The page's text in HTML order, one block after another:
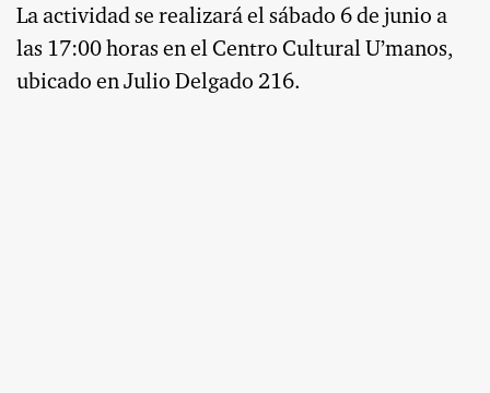
La actividad se realizará el sábado 6 de junio a
las 17:00 horas en el Centro Cultural U’manos,
ubicado en Julio Delgado 216.